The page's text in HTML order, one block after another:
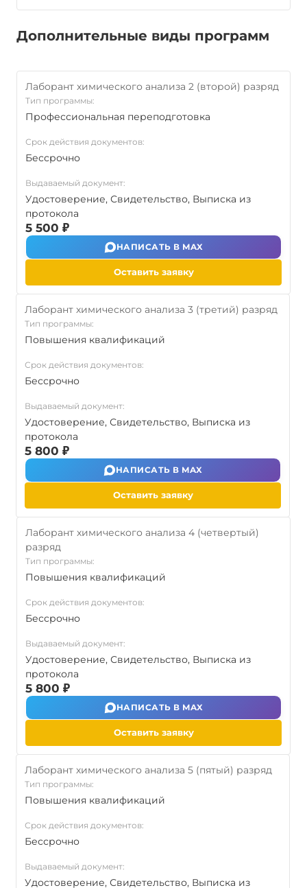
Дополнительные виды программ
Лаборант химического анализа 2 (второй) разряд
Тип программы:
Профессиональная переподготовка
Срок действия документов:
Бессрочно
Выдаваемый документ:
Удостоверение, Свидетельство, Выписка из
протокола
5 500 ₽
НАПИСАТЬ В MAX
Оставить заявку
Лаборант химического анализа 3 (третий) разряд
Тип программы:
Повышения квалификаций
Срок действия документов:
Бессрочно
Выдаваемый документ:
Удостоверение, Свидетельство, Выписка из
протокола
5 800 ₽
НАПИСАТЬ В MAX
Оставить заявку
Лаборант химического анализа 4 (четвертый)
разряд
Тип программы:
Повышения квалификаций
Срок действия документов:
Бессрочно
Выдаваемый документ:
Удостоверение, Свидетельство, Выписка из
протокола
5 800 ₽
НАПИСАТЬ В MAX
Оставить заявку
Лаборант химического анализа 5 (пятый) разряд
Тип программы:
Повышения квалификаций
Срок действия документов:
Бессрочно
Выдаваемый документ:
Удостоверение, Свидетельство, Выписка из